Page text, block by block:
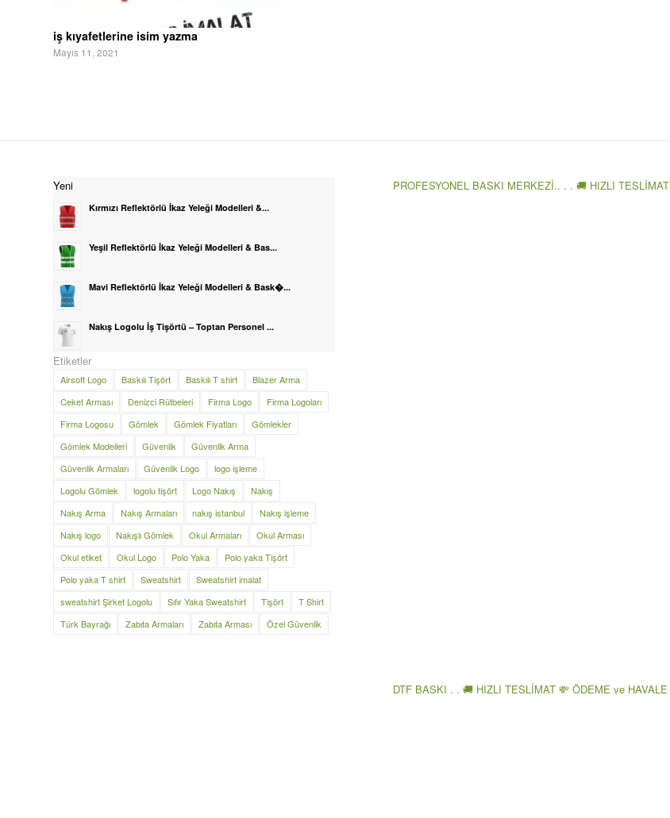
iş kıyafetlerine isim yazma
Mayıs 11, 2021
Yeni
Kırmızı Reflektörlü İkaz Yeleği Modelleri &...
Yeşil Reflektörlü İkaz Yeleği Modelleri & Bas...
Mavi Reflektörlü İkaz Yeleği Modelleri & Bask�...
Nakış Logolu İş Tişörtü – Toptan Personel ...
Etiketler
Airsoft Logo Baskılı Tişört Baskılı T shirt
Blazer Arma
Ceket Arması
Denizci Rütbeleri Firma Logo
Firma Logoları
Firma Logosu
Gömlek Gömlek Fiyatları
Gömlekler
Gömlek Modelleri
Güvenlik
Güvenlik Arma
Güvenlik Armaları
Güvenlik Logo
logo işleme
Logolu Gömlek
logolu tişört Logo Nakış
Nakış
Nakış Arma
Nakış Armaları nakış istanbul
Nakış işleme
Nakış logo
Nakışlı Gömlek Okul Armaları
Okul Arması
Okul etiket
Okul Logo Polo Yaka
Polo yaka Tişört
Polo yaka T shirt
Sweatshirt
Sweatshirt imalat
sweatshirt Şirket Logolu
Sıfır Yaka Sweatshirt Tişört
T Shirt
Türk Bayrağı
Zabıta Armaları Zabıta Arması Özel Güvenlik
PROFESYONEL BASKI MERKEZİ.. . . 🚚 HIZLI TESLİMAT
DTF BASKI . . 🚚 HIZLI TESLİMAT 💸 ÖDEME ve HAVALE